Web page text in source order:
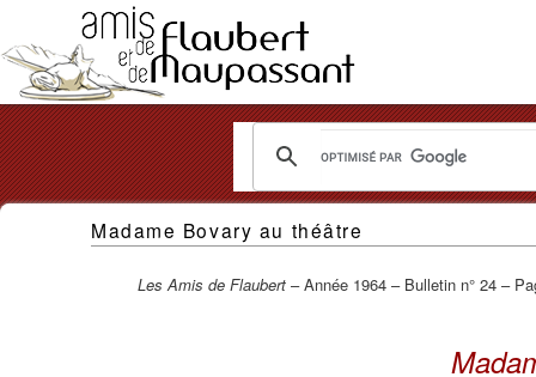
Les
Madame Bovary au théâtre
Les Amis de Flaubert – Année 1964 – Bulletin n° 24 –